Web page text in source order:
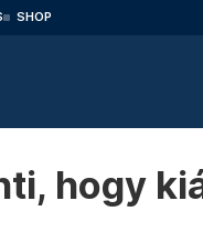
SHOP
hogy